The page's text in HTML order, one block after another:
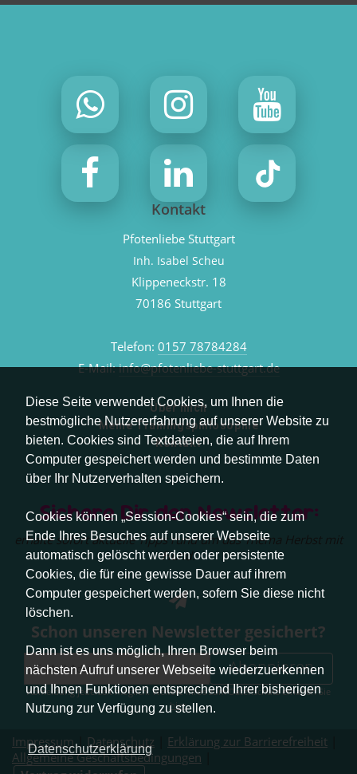
Diese Seite verwendet Cookies, um Ihnen die
bestmögliche Nutzererfahrung auf unserer Website zu
bieten. Cookies sind Textdateien, die auf Ihrem
Computer gespeichert werden und bestimmte Daten
über Ihr Nutzerverhalten speichern.
Cookies können „Session-Cookies“ sein, die zum
Ende Ihres Besuches auf unserer Webseite
automatisch gelöscht werden oder persistente
Cookies, die für eine gewisse Dauer auf ihrem
Computer gespeichert werden, sofern Sie diese nicht
löschen.
Dann ist es uns möglich, Ihren Browser beim
nächsten Aufruf unserer Webseite wiederzuerkennen
und Ihnen Funktionen entsprechend Ihrer bisherigen
Nutzung zur Verfügung zu stellen.
Datenschutzerklärung
Kontakt
Pfotenliebe Stuttgart
Inh. Isabel Scheu
Klippeneckstr. 18
70186 Stuttgart
Telefon: 0157 78784284
E-Mail:info@pfotenliebe-stuttgart.de
Über mich
Meine Trainingsphilosophie
Kontakt
Sichere Dir den Newsletter:
erhalte sofort aktuelle Tipps rund um das Thema Herbst mit
Hund.
Schon unseren Newsletter gesichert?
Abonnieren
Abmeldung jederzeit möglich. Weitere Infos zum Datenschutz erhalten Sie
hier.
Impressum| Datenschutz Erklärung zur Barrierefreiheit
Allgemeine Geschäftsbedingungen